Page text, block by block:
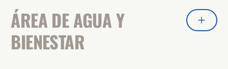
ÁREA DE AGUA Y
BIENESTAR